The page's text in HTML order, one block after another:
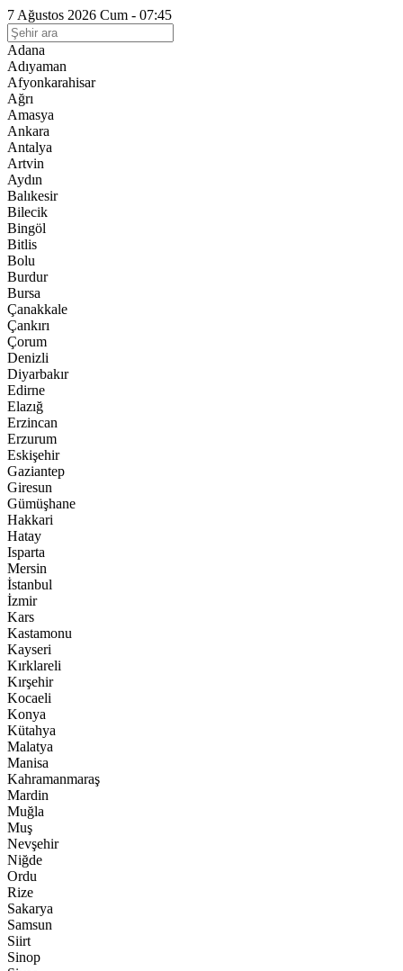
7 Ağustos 2026 Cum - 07:45
Adana
Adıyaman
Afyonkarahisar
Ağrı
Amasya
Ankara
Antalya
Artvin
Aydın
Balıkesir
Bilecik
Bingöl
Bitlis
Bolu
Burdur
Bursa
Çanakkale
Çankırı
Çorum
Denizli
Diyarbakır
Edirne
Elazığ
Erzincan
Erzurum
Eskişehir
Gaziantep
Giresun
Gümüşhane
Hakkari
Hatay
Isparta
Mersin
İstanbul
İzmir
Kars
Kastamonu
Kayseri
Kırklareli
Kırşehir
Kocaeli
Konya
Kütahya
Malatya
Manisa
Kahramanmaraş
Mardin
Muğla
Muş
Nevşehir
Niğde
Ordu
Rize
Sakarya
Samsun
Siirt
Sinop